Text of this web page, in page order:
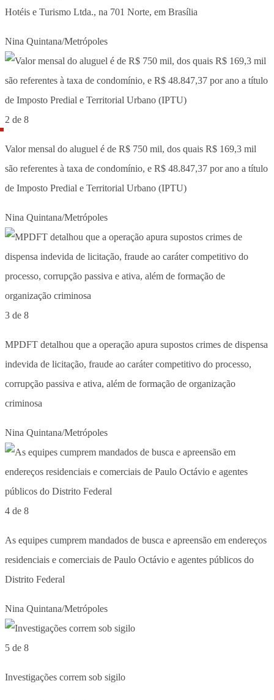
Hotéis e Turismo Ltda., na 701 Norte, em Brasília
Nina Quintana/Metrópoles
2 de 8
Valor mensal do aluguel é de R$ 750 mil, dos quais R$ 169,3 mil
são referentes à taxa de condomínio, e R$ 48.847,37 por ano a título
de Imposto Predial e Territorial Urbano (IPTU)
Nina Quintana/Metrópoles
3 de 8
MPDFT detalhou que a operação apura supostos crimes de dispensa
indevida de licitação, fraude ao caráter competitivo do processo,
corrupção passiva e ativa, além de formação de organização
criminosa
Nina Quintana/Metrópoles
4 de 8
As equipes cumprem mandados de busca e apreensão em endereços
residenciais e comerciais de Paulo Octávio e agentes públicos do
Distrito Federal
Nina Quintana/Metrópoles
5 de 8
Investigações correm sob sigilo